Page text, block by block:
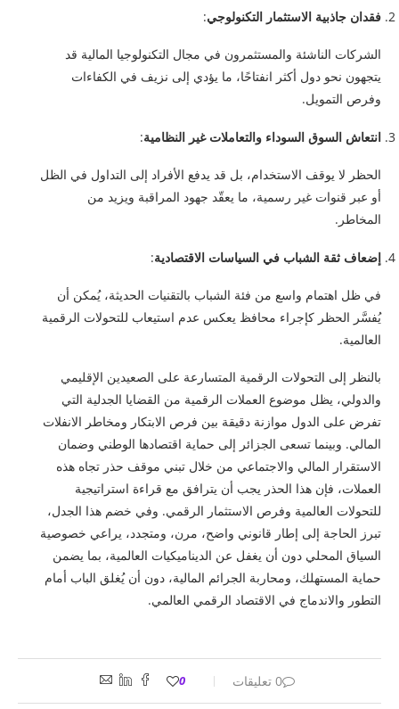
فقدان جاذبية الاستثمار التكنولوجي:
الشركات الناشئة والمستثمرون في مجال التكنولوجيا المالية قد
يتجهون نحو دول أكثر انفتاحًا، ما يؤدي إلى نزيف في الكفاءات
وفرص التمويل.
انتعاش السوق السوداء والتعاملات غير النظامية:
الحظر لا يوقف الاستخدام، بل قد يدفع الأفراد إلى التداول في الظل
أو عبر قنوات غير رسمية، ما يعقّد جهود المراقبة ويزيد من
المخاطر.
إضعاف ثقة الشباب في السياسات الاقتصادية:
في ظل اهتمام واسع من فئة الشباب بالتقنيات الحديثة، يُمكن أن
يُفسَّر الحظر كإجراء محافظ يعكس عدم استيعاب للتحولات الرقمية
العالمية.
بالنظر إلى التحولات الرقمية المتسارعة على الصعيدين الإقليمي
والدولي، يظل موضوع العملات الرقمية من القضايا الجدلية التي
تفرض على الدول موازنة دقيقة بين فرص الابتكار ومخاطر الانفلات
المالي. وبينما تسعى الجزائر إلى حماية اقتصادها الوطني وضمان
الاستقرار المالي والاجتماعي من خلال تبني موقف حذر تجاه هذه
العملات، فإن هذا الحذر يجب أن يترافق مع قراءة استراتيجية
للتحولات العالمية وفرص الاستثمار الرقمي. وفي خضم هذا الجدل،
تبرز الحاجة إلى إطار قانوني واضح، مرن، ومتجدد، يراعي خصوصية
السياق المحلي دون أن يغفل عن الديناميكيات العالمية، بما يضمن
حماية المستهلك، ومحاربة الجرائم المالية، دون أن يُغلق الباب أمام
التطور والاندماج في الاقتصاد الرقمي العالمي.
0 تعليقات 0